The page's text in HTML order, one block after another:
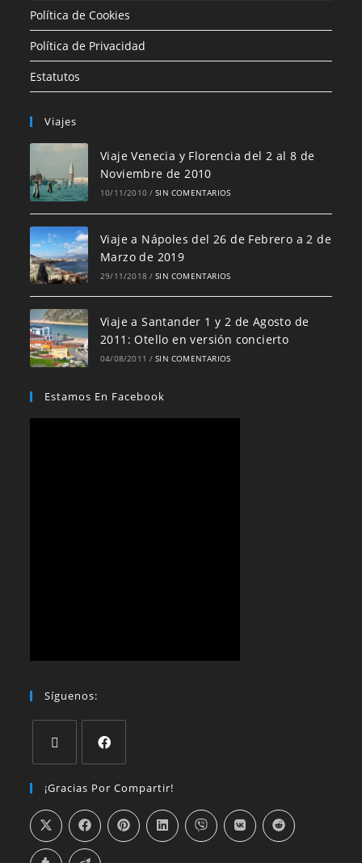
Política de Cookies
Política de Privacidad
Estatutos
Viajes
Viaje Venecia y Florencia del 2 al 8 de
Noviembre de 2010
10/11/2010 / SIN COMENTARIOS
Viaje a Nápoles del 26 de Febrero a 2 de
Marzo de 2019
29/11/2018 / SIN COMENTARIOS
Viaje a Santander 1 y 2 de Agosto de
2011: Otello en versión concierto
04/08/2011 / SIN COMENTARIOS
Estamos En Facebook
Síguenos:
¡Gracias Por Compartir!